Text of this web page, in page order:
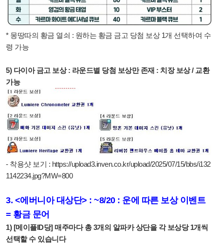
* 몽땅따의 황금 열쇠 : 원하는 황금 금고 당첨 보상 1개 선택하여 수
령 가능
5) 다이아 금고 보상 : 라운드별 당첨 보상만 존재 : 치장 보상 / 교환
가능
- 착용샷 보기 : https://upload3.inven.co.kr/upload/2025/07/15/bbs/i132
1142234.jpg?MW=800
3. <에버니아 대상단> : ~8/20 : 운에 따른 보상 이벤트
= 황금 문어
1) [메이플ID당] 매주마다총 3개의 알파카 상단을 각 보상당 1개씩
선택할 수 있습니다